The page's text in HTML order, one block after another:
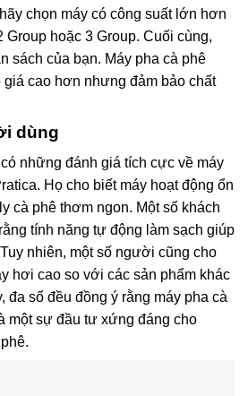
chọn máy có công suất lớn hơn
hoặc 3 Group. Cuối cùng,
sách của bạn. Máy pha cà phê
cao hơn nhưng đảm bảo chất
dùng
những đánh giá tích cực về máy
Họ cho biết máy hoạt động ổn
cà phê thơm ngon. Một số khách
tính năng tự động làm sạch giúp
nhiên, một số người cũng cho
hơi cao so với các sản phẩm khác
đa số đều đồng ý rằng máy pha cà
một sự đầu tư xứng đáng cho